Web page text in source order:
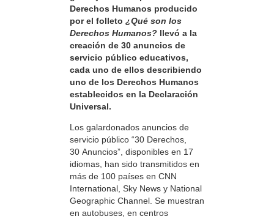
Derechos Humanos producido
por el folleto ¿Qué son los
Derechos Humanos? llevó a la
creación de 30 anuncios de
servicio público educativos,
cada uno de ellos describiendo
uno de los Derechos Humanos
establecidos en la Declaración
Universal.
Los galardonados anuncios de
servicio público “30 Derechos,
30 Anuncios”, disponibles en 17
idiomas, han sido transmitidos en
más de 100 países en CNN
International, Sky News y National
Geographic Channel. Se muestran
en autobuses, en centros